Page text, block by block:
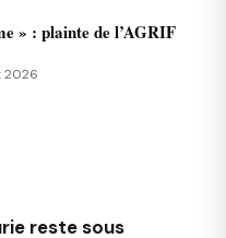
» : plainte de l’AGRIF
2026
reste sous